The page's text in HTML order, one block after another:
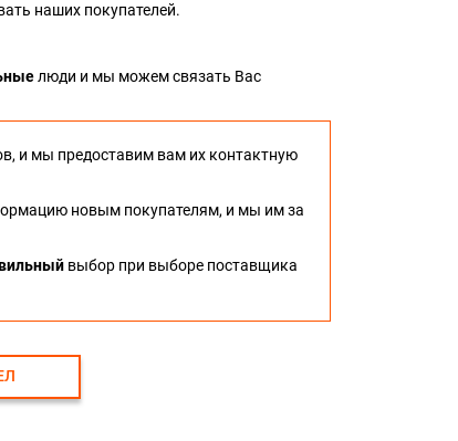
наших покупателей.
люди и мы можем связать Вас
и мы предоставим вам их контактную
новым покупателям, и мы им за
выбор при выборе поставщика